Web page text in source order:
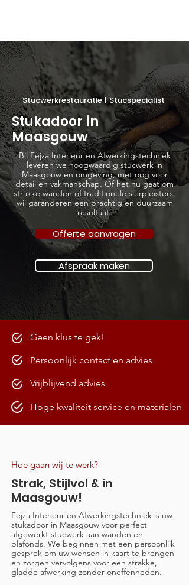
Stucwerkrestauratie | Stucspecialist
Stukadoor in
Maasgouw
Bij Fejza Interieur en Afwerkingstechniek
leveren we hoogwaardig stucwerk in
Maasgouw en omgeving, met oog voor
detail en vakmanschap. Of het nu gaat om
strakke wanden of traditionele sierpleisters,
wij garanderen een prachtig en duurzaam
resultaat.
Offerte aanvragen
Afspraak maken
Hoe gaan wij te werk?
Strak, Stijlvol & in
Maasgouw!
Fejza Interieur en Afwerkingstechniek is uw
stukadoor in Maasgouw voor perfect
afgewerkt stucwerk aan wanden en
plafonds. We beginnen met een persoonlijk
gesprek om uw wensen in kaart te brengen
en zorgen vervolgens voor een strakke,
gladde afwerking zonder oneffenheden.
Geen klus te gek!
Persoonlijk contact en advies
Vrijblijvend advies
Hoge kwaliteit service en materialen